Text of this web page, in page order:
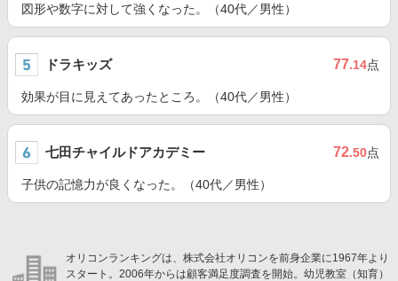
図形や数字に対して強くなった。（40代／男性）
ドラキッズ 77.14点
効果が目に見えてあったところ。（40代／男性）
七田チャイルドアカデミー 72.50点
子供の記憶力が良くなった。（40代／男性）
オリコンランキングは、株式会社オリコンを前身企業に1967年より
スタート。2006年からは顧客満足度調査を開始。幼児教室（知育）